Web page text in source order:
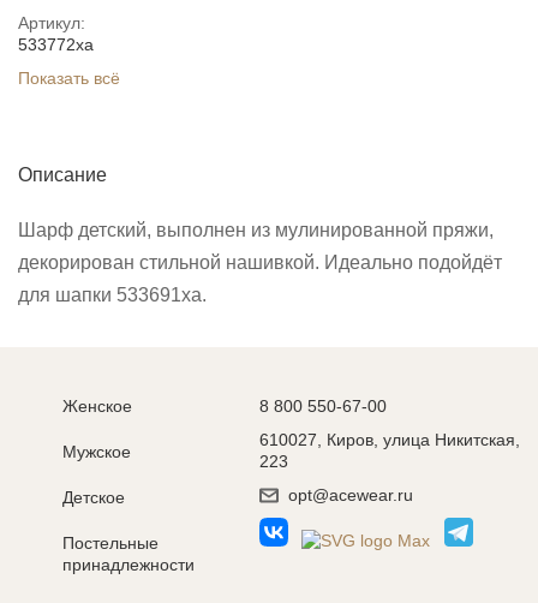
Артикул:
533772ха
Показать всё
Описание
Шарф детский, выполнен из мулинированной пряжи,
декорирован стильной нашивкой. Идеально подойдёт
для шапки 533691ха.
Женское
Мужское
Детское
Постельные
принадлежности
8 800 550-67-00
610027, Киров, улица Никитская,
223
opt@acewear.ru